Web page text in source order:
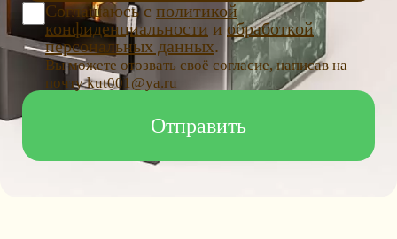
Соглашаюсь с политикой
конфиденциальности и обработкой
персональных данных.
Вы можете отозвать своё согласие, написав на
почту kut001@ya.ru